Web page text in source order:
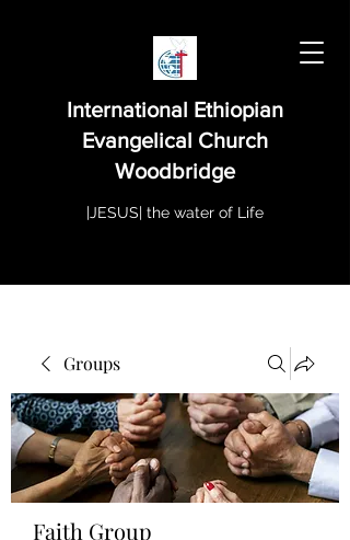
International Ethiopian
Evangelical Church
Woodbridge
|JESUS| the water of Life
Groups
Faith Group